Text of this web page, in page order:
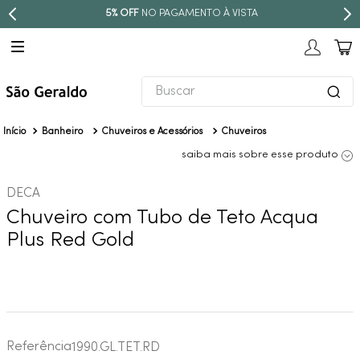
5% OFF NO PAGAMENTO À VISTA
Buscar
Banheiro Chuveiros e Acessórios Chuveiros
saiba mais sobre esse produto
DECA
Chuveiro com Tubo de Teto Acqua
Plus Red Gold
Referência1990.GL.TET.RD
TERMOS MAIS BUSCADOS
deca acabamento registro
4 º
torneira
7º
red gold
8º
black matte